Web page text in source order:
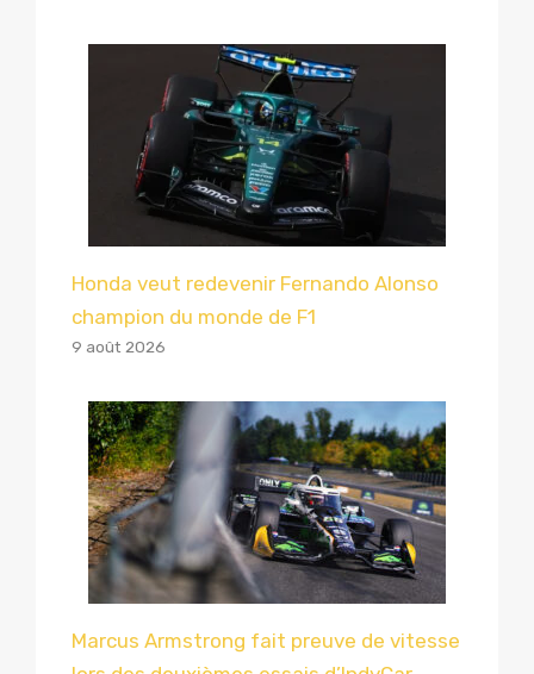
Honda veut redevenir Fernando Alonso
champion du monde de F1
9 août 2026
Marcus Armstrong fait preuve de vitesse